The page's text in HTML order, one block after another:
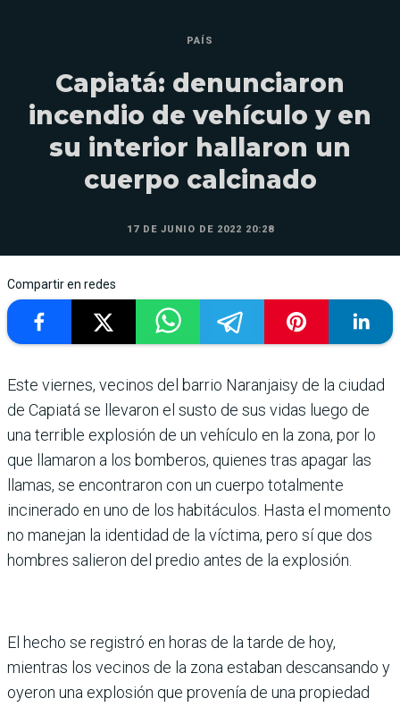
PAÍS
Capiatá: denunciaron
incendio de vehículo y en
su interior hallaron un
cuerpo calcinado
17 DE JUNIO DE 2022 20:28
Compartir en redes
Este viernes, vecinos del barrio Naranjaisy de la ciudad
de Capiatá se llevaron el susto de sus vidas luego de
una terrible explosión de un vehículo en la zona, por lo
que llamaron a los bomberos, quienes tras apagar las
llamas, se encontraron con un cuerpo totalmente
incinerado en uno de los habitáculos. Hasta el momento
no manejan la identidad de la víctima, pero sí que dos
hombres salieron del predio antes de la explosión.
El hecho se registró en horas de la tarde de hoy,
mientras los vecinos de la zona estaban descansando y
oyeron una explosión que provenía de una propiedad